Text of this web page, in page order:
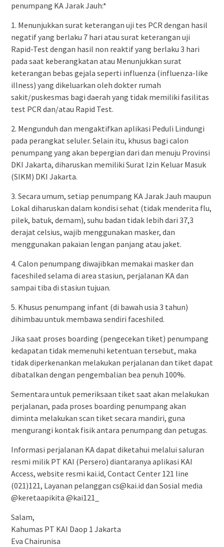
penumpang KA Jarak Jauh:*
1. Menunjukkan surat keterangan uji tes PCR dengan hasil
negatif yang berlaku 7 hari atau surat keterangan uji
Rapid-Test dengan hasil non reaktif yang berlaku 3 hari
pada saat keberangkatan atau Menunjukkan surat
keterangan bebas gejala seperti influenza (influenza-like
illness) yang dikeluarkan oleh dokter rumah
sakit/puskesmas bagi daerah yang tidak memiliki fasilitas
test PCR dan/atau Rapid Test.
2. Mengunduh dan mengaktifkan aplikasi Peduli Lindungi
pada perangkat seluler. Selain itu, khusus bagi calon
penumpang yang akan bepergian dari dan menuju Provinsi
DKI Jakarta, diharuskan memiliki Surat Izin Keluar Masuk
(SIKM) DKI Jakarta.
3. Secara umum, setiap penumpang KA Jarak Jauh maupun
Lokal diharuskan dalam kondisi sehat (tidak menderita flu,
pilek, batuk, demam), suhu badan tidak lebih dari 37,3
derajat celsius, wajib menggunakan masker, dan
menggunakan pakaian lengan panjang atau jaket.
4. Calon penumpang diwajibkan memakai masker dan
faceshiled selama di area stasiun, perjalanan KA dan
sampai tiba di stasiun tujuan.
5. Khusus penumpang infant (di bawah usia 3 tahun)
dihimbau untuk membawa sendiri faceshiled.
Jika saat proses boarding (pengecekan tiket) penumpang
kedapatan tidak memenuhi ketentuan tersebut, maka
tidak diperkenankan melakukan perjalanan dan tiket dapat
dibatalkan dengan pengembalian bea penuh 100%.
Sementara untuk pemeriksaan tiket saat akan melakukan
perjalanan, pada proses boarding penumpang akan
diminta melakukan scan tiket secara mandiri, guna
mengurangi kontak fisik antara penumpang dan petugas.
Informasi perjalanan KA dapat diketahui melalui saluran
resmi milik PT KAI (Persero) diantaranya aplikasi KAI
Access, website resmi kai.id, Contact Center 121 line
(021)121, Layanan pelanggan cs@kai.id dan Sosial media
@keretaapikita @kai121_
Salam,
Kahumas PT KAI Daop 1 Jakarta
Eva Chairunisa